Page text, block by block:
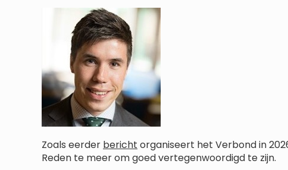
Zoals eerder bericht organiseert het Verbond in
Reden te meer om goed vertegenwoordigd te zijn.